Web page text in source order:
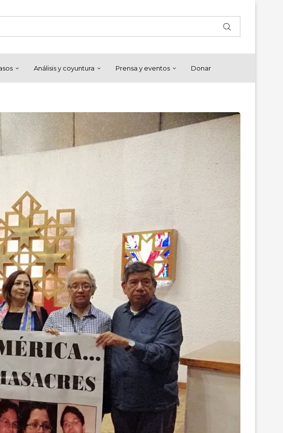
Análisis y coyuntura Prensa y eventos Donar